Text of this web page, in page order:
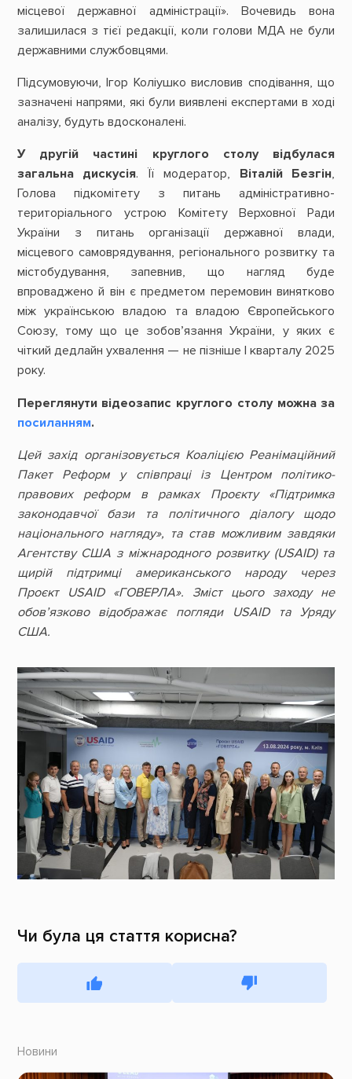
місцевої державної адміністрації». Вочевидь вона
залишилася з тієї редакції, коли голови МДА не були
державними службовцями.
Підсумовуючи, Ігор Коліушко висловив сподівання, що
зазначені напрями, які були виявлені експертами в ході
аналізу, будуть вдосконалені.
У другій частині круглого столу відбулася
загальна дискусія. Її модератор, Віталій Безгін,
Голова підкомітету з питань адміністративно-
територіального устрою Комітету Верховної Ради
України з питань організації державної влади,
місцевого самоврядування, регіонального розвитку та
містобудування, запевнив, що нагляд буде
впроваджено й він є предметом перемовин винятково
між українською владою та владою Європейського
Союзу, тому що це зобов’язання України, у яких є
чіткий дедлайн ухвалення — не пізніше І кварталу 2025
року.
Переглянути відеозапис круглого столу можна за
посиланням.
Цей захід організовується Коаліцією Реанімаційний
Пакет Реформ у співпраці із Центром політико-
правових реформ в рамках Проєкту «Підтримка
законодавчої бази та політичного діалогу щодо
національного нагляду», та став можливим завдяки
Агентству США з міжнародного розвитку (USAID) та
щирій підтримці американського народу через
Проєкт USAID «ГОВЕРЛА». Зміст цього заходу не
обов’язково відображає погляди USAID та Уряду
США.
Чи була ця стаття корисна?
Новини